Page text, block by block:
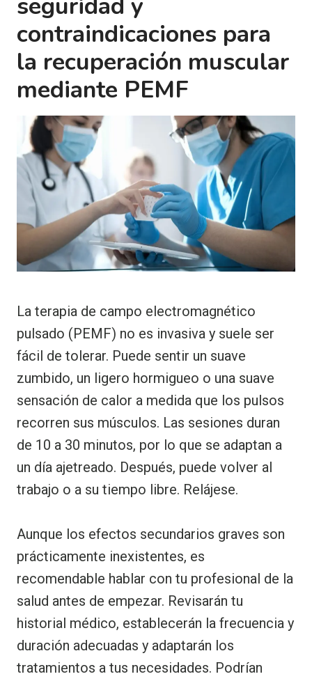
contraindicaciones para
la recuperación muscular
mediante PEMF
La terapia de campo electromagnético
pulsado (PEMF) no es invasiva y suele ser
fácil de tolerar. Puede sentir un suave
zumbido, un ligero hormigueo o una suave
sensación de calor a medida que los pulsos
recorren sus músculos. Las sesiones duran
de 10 a 30 minutos, por lo que se adaptan a
un día ajetreado. Después, puede volver al
trabajo o a su tiempo libre. Relájese.
Aunque los efectos secundarios graves son
prácticamente inexistentes, es
recomendable hablar con tu profesional de la
salud antes de empezar. Revisarán tu
historial médico, establecerán la frecuencia y
duración adecuadas y adaptarán los
tratamientos a tus necesidades. Podrían